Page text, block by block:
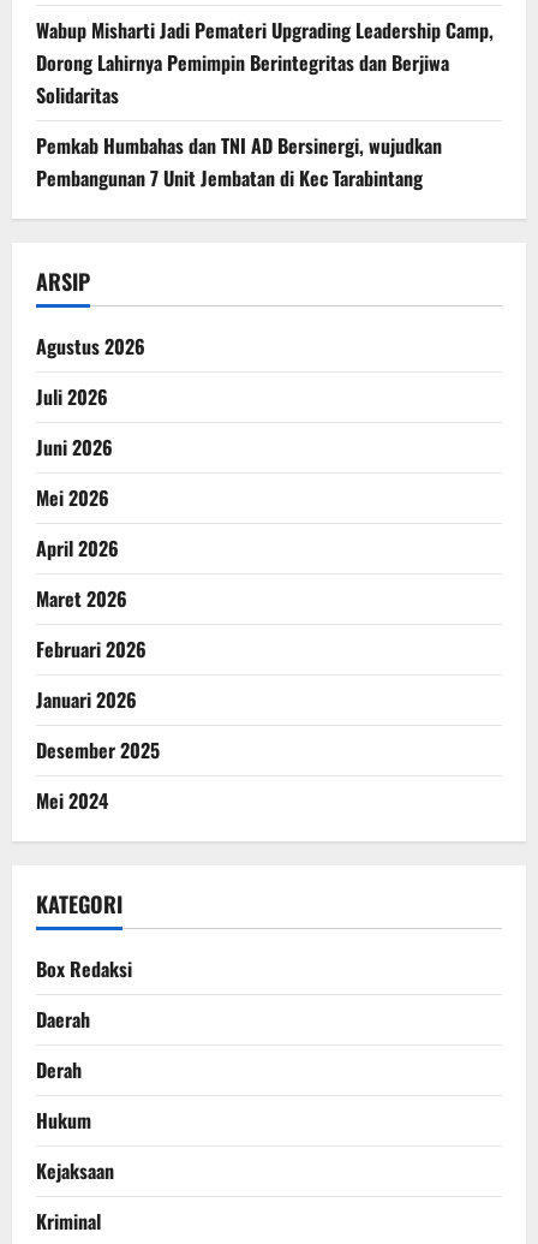
Wabup Misharti Jadi Pemateri Upgrading Leadership Camp,
Dorong Lahirnya Pemimpin Berintegritas dan Berjiwa
Solidaritas
Pemkab Humbahas dan TNI AD Bersinergi, wujudkan
Pembangunan 7 Unit Jembatan di Kec Tarabintang
ARSIP
Agustus 2026
Juli 2026
Juni 2026
Mei 2026
April 2026
Maret 2026
Februari 2026
Januari 2026
Desember 2025
Mei 2024
KATEGORI
Box Redaksi
Daerah
Derah
Hukum
Kejaksaan
Kriminal